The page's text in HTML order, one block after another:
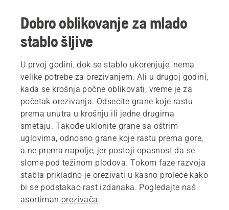
Dobro oblikovanje za mlado
stablo šljive
U prvoj godini, dok se stablo ukorenjuje, nema
velike potrebe za orezivanjem. Ali u drugoj godini,
kada se krošnja počne oblikovati, vreme je za
početak orezivanja. Odsecite grane koje rastu
prema unutra u krošnju ili jedne drugima
smetaju. Takođe uklonite grane sa oštrim
uglovima, odnosno grane koje rastu prema gore,
a ne prema napolje, jer postoji opasnost da se
slome pod težinom plodova. Tokom faze razvoja
stabla prikladno je orezivati ​​u kasno proleće kako
bi se podstakao rast izdanaka. Pogledajte naš
asortimanorezivača.